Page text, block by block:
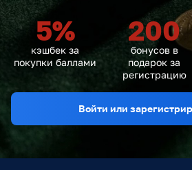
5%
кэшбек за
покупки баллами
200
бонусов в
подарок за
регистрацию
Войти или